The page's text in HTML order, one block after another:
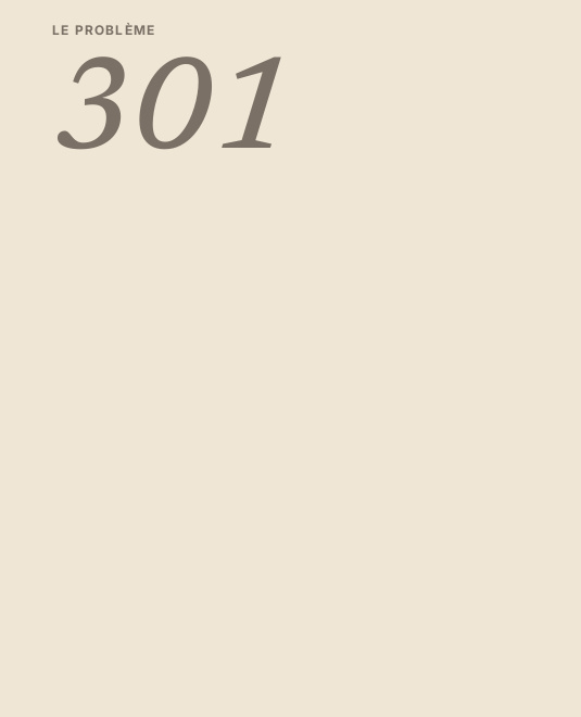
LE PROBLÈME
301